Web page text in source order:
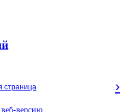
›
страница
версию